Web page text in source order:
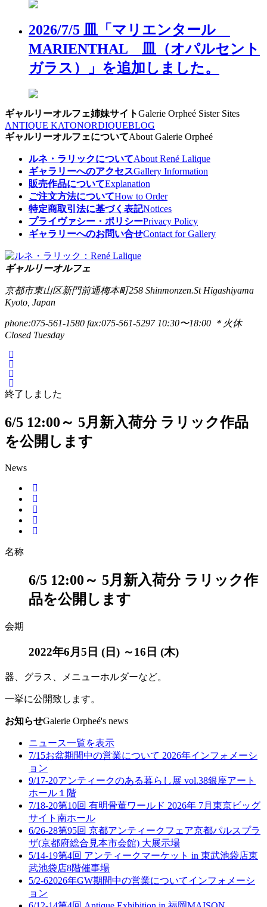
2026/7/5 皿「マリエンタール
MARIENTHAL 皿（オパルセント
ガラス）」を追加しました。
ギャルリーオルフェ姉妹サイトGalerie Orpheé Sister Sites
ANTIQUE KATONORDIQUEBLOG
ギャルリーオルフェについてAbout Galerie Orpheé
ルネ・ラリックについてAbout René Lalique
ギャラリーへのアクセスGallery Information
販売作品についてExplanation
ご注文方法についてHow to Order
特定商取引法に基づく表記Notices
プライヴァシー・ポリシーPrivacy Policy
ギャラリーへのお問い合せContact for Gallery
ギャルリーオルフェ
京都市東山区新門前通梅本町258 Shinmonzen.St Higashiyama
Kyoto, Japan
phone:075-561-1580 fax:075-561-5297 10:30〜18:00 ＊火休
Closed Tuesday
終了しました
6/5 12:00～ 5月新入荷分 ラリック作品
を公開します
News
名称
6/5 12:00～ 5月新入荷分 ラリック作
品を公開します
会期
2022年6月5日 (日) ～16日 (木)
器、グラス、メニューホルダーなど。
一挙に公開致します。
お知らせGalerie Orpheé's news
ニュース一覧を表示
7/15お盆期間中の営業について 2026年インフォメーシ
ョン
9/17-20アンティークのある暮らし展 vol.38銀座アート
ホール１階
7/18-20第10回 有明骨董ワールド 2026年 7月 東京ビッグ
サイト南ホール
6/26-28第95回 京都アンティークフェア京都パルスプラ
ザ(京都府総合見本市会館) 大展示場
5/14-19第4回 アンティークマーケット in 東武池袋店東
武池袋店8階催事場
5/2-62026年GW期間中の営業についてインフォメーシ
ョン